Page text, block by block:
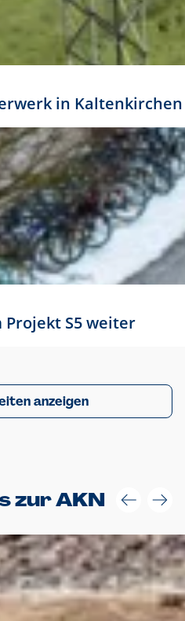
in Kaltenkirchen
Projekt S5 weiter
anzeigen
zur AKN